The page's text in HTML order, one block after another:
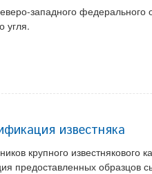
западного
угля.
известняка
крупного известнякового
предоставленных образцов